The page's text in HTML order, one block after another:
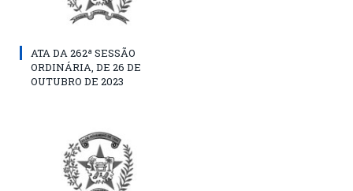
ATA DA 262ª SESSÃO
ORDINÁRIA, DE 26 DE
OUTUBRO DE 2023